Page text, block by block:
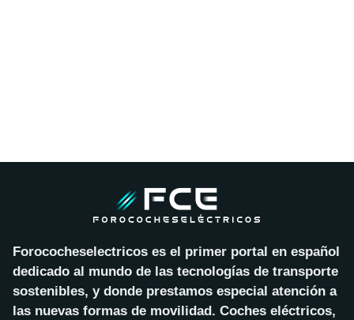
Forococheselectricos es el primer portal en español
dedicado al mundo de las tecnologías de transporte
sostenibles, y donde prestamos especial atención a
las nuevas formas de movilidad. Coches eléctricos,